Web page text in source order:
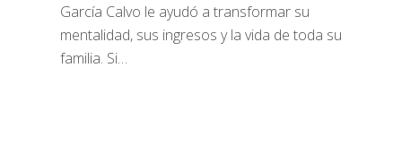
García Calvo le ayudó a transformar su
mentalidad, sus ingresos y la vida de toda su
familia. Si…